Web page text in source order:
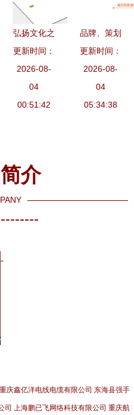
弘扬文化之
韵 提升企
业生态文明
建设的路径
思考
更新时间：
2026-08-
04
00:51:42
品牌、策划
与设计 打
造真正有影
响力的品牌
形象
更新时间：
2026-08-
04
05:34:38
介
-
重庆鑫亿洋电线电缆有限公司 东海县强手
司 上海鹏已飞网络科技有限公司 重庆航